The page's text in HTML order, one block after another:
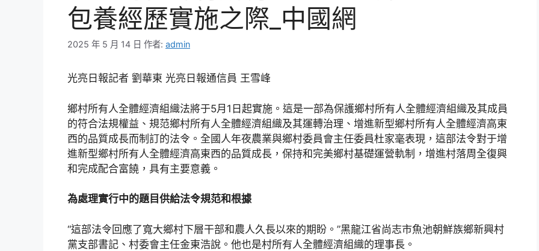
包養經歷實施之際_中國網
2025 年 5 月 14 日 作者: admin
光亮日報記者 劉華東 光亮日報通信員 王雪峰
鄉村所有人全體經濟組織法將于5月1日起實施。這是一部為保護鄉村所有人全體經濟組織及其成員
的符合法規權益、規范鄉村所有人全體經濟組織及其運轉治理、增進新型鄉村所有人全體經濟高東
西的品質成長而制訂的法令。全國人年夜農業與鄉村委員會主任委員杜家毫表現，這部法令對于增
進新型鄉村所有人全體經濟高東西的品質成長，保持和完美鄉村基礎運營軌制，增進村落周全復興
和完成配合富饒，具有主要意義。
為處理實行中的題目供給法令規范和根據
“這部法令回應了寬大鄉村下層干部和農人久長以來的期盼。”黑龍江省尚志市魚池朝鮮族鄉新興村
黨支部書記、村委會主任金東浩說。他也是村所有人全體經濟組織的理事長。